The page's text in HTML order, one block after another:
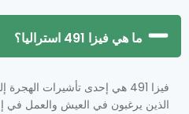
ما هي فيزا 491 استراليا؟
فيزا 491 هي إحدى تأشيرات
الذين يرغبون في العيش والعمل في